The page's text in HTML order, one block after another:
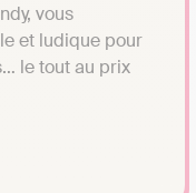
vous
et ludique pour
le tout au prix